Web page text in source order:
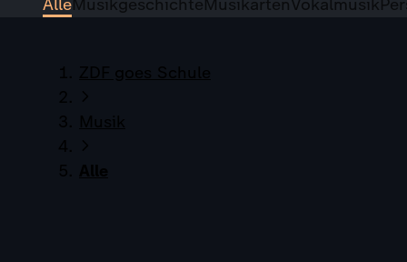
AlleMusikgeschichteMusikartenVokalmusik
ZDF goes Schule
Musik
Alle